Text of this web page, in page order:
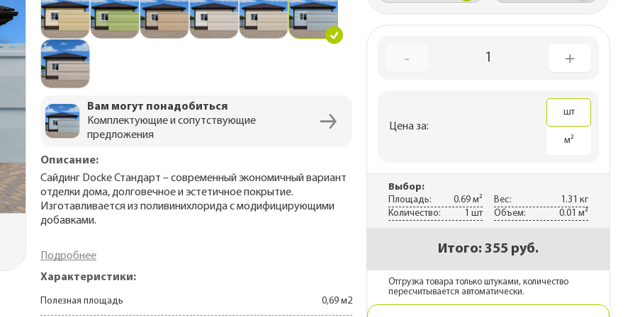
70 лет)
30 лет)
70 лет)
По назначению
Для дачного домика
Для частного дома
Утепление сауны
Утепление каркаса
с
и
софиты
Вам могут понадобиться
Комплектующие и сопутствующие
предложения
Описание:
Сайдинг Docke Стандарт – современный экономичный вариант
отделки дома, долговечное и эстетичное покрытие.
Изготавливается из поливинихлорида с модифицирующими
добавками.
Подробнее
Характеристики:
Полезная площадь 0,69 м2
- 1 +
Цена за:
шт
м²
Выбор:
Площадь:
0.69 м² Вес:
1.31 кг
Количество:
1 шт Объем: 0.01 м³
Итого: 355 руб.
Отгрузка товара только штуками, количество
пересчитывается автоматически.